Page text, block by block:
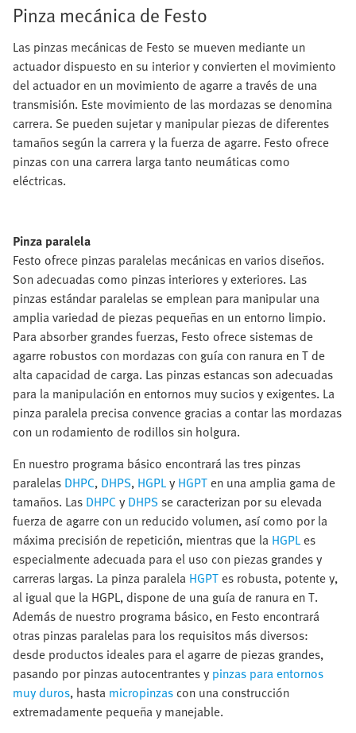
Pinza mecánica de Festo
Las pinzas mecánicas de Festo se mueven mediante un
actuador dispuesto en su interior y convierten el movimiento
del actuador en un movimiento de agarre a través de una
transmisión. Este movimiento de las mordazas se denomina
carrera. Se pueden sujetar y manipular piezas de diferentes
tamaños según la carrera y la fuerza de agarre. Festo ofrece
pinzas con una carrera larga tanto neumáticas como
eléctricas.
Pinza paralela
Festo ofrece pinzas paralelas mecánicas en varios diseños.
Son adecuadas como pinzas interiores y exteriores. Las
pinzas estándar paralelas se emplean para manipular una
amplia variedad de piezas pequeñas en un entorno limpio.
Para absorber grandes fuerzas, Festo ofrece sistemas de
agarre robustos con mordazas con guía con ranura en T de
alta capacidad de carga. Las pinzas estancas son adecuadas
para la manipulación en entornos muy sucios y exigentes. La
pinza paralela precisa convence gracias a contar las mordazas
con un rodamiento de rodillos sin holgura.
En nuestro programa básico encontrará las tres pinzas
paralelas DHPC, DHPS, HGPLy HGPTen una amplia gama de
tamaños. Las DHPC y DHPS se caracterizan por su elevada
fuerza de agarre con un reducido volumen, así como por la
máxima precisión de repetición, mientras que la HGPLes
especialmente adecuada para el uso con piezas grandes y
carreras largas. La pinza paralela HGPTes robusta, potente y,
al igual que la HGPL, dispone de una guía de ranura en T.
Además de nuestro programa básico, en Festo encontrará
otras pinzas paralelas para los requisitos más diversos:
desde productos ideales para el agarre de piezas grandes,
pasando por pinzas autocentrantes y pinzas para entornos
muy duros, hasta micropinzascon una construcción
extremadamente pequeña y manejable.